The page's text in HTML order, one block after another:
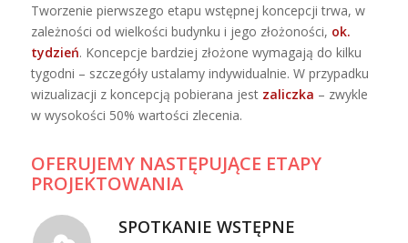
Tworzenie pierwszego etapu wstępnej koncepcji trwa, w
zależności od wielkości budynku i jego złożoności, ok.
tydzień. Koncepcje bardziej złożone wymagają do kilku
tygodni – szczegóły ustalamy indywidualnie. W przypadku
wizualizacji z koncepcją pobierana jest zaliczka – zwykle
w wysokości 50% wartości zlecenia.
OFERUJEMY NASTĘPUJĄCE ETAPY
PROJEKTOWANIA
SPOTKANIE WSTĘPNE